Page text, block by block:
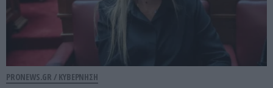
PRONEWS.GR / ΚΥΒΕΡΝΗΣΗ